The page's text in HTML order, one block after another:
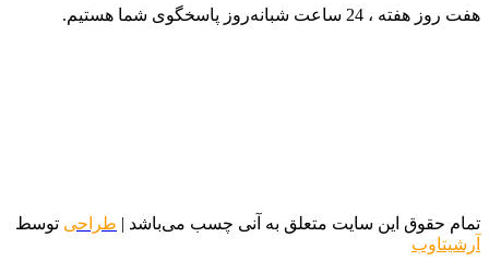
هفت روز هفته ، 24 ساعت شبانه‌روز پاسخگوی شما هستیم.
تمام حقوق این سایت متعلق به آنی چسب می‌باشد | طراحی توسط
آرشیتاوب